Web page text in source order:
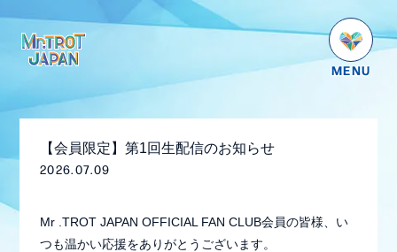
NEWS
SCHEDULE
VIDEO
【会員限定】第1回生配信のお知らせ
2026.07.09
Mr .TROT JAPAN OFFICIAL FAN CLUB会員の皆様、い
つも温かい応援をありがとうございます。